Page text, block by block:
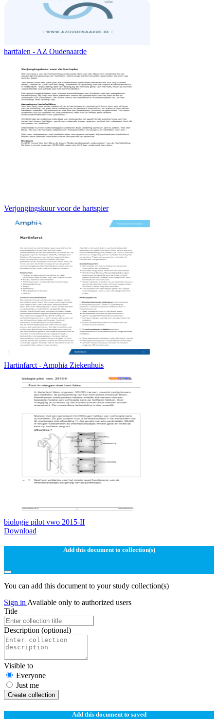
hartfalen - AZ Oudenaarde
Verjongingskuur voor de hartspier
Hartinfarct - Amphia Ziekenhuis
biologie pilot vwo 2015-II
Download
Add this document to collection(s)
You can add this document to your study collection(s)
Sign in Available only to authorized users
Title
Description (optional)
Visible to
Everyone
Just me
Create collection
Add this document to saved